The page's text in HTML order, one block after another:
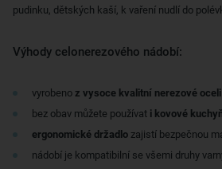
pudinku, dětských kaší, k vaření nudlí do
Výhody celonerezového nádobí:
vyrobeno z vysoce kvalitní nerezové
bez obav můžete používat i kovové
ergonomické držadlo zajistí bezpečnou
nádobí je kompatibilní se všemi druhy